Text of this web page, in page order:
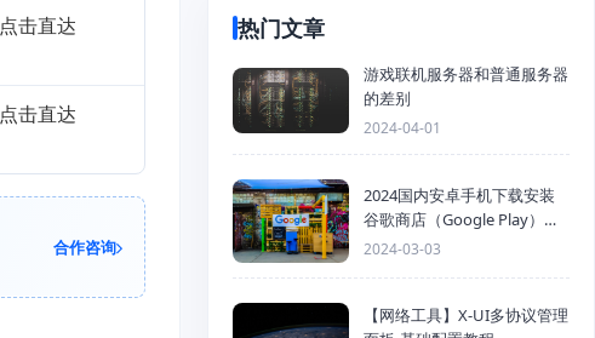
点击直达
点击直达
合作咨询
热门文章
游戏联机服务器和普通服务器
的差别
2024-04-01
2024国内安卓手机下载安装
谷歌商店（Google Play）详
细步骤
2024-03-03
【网络工具】X-UI多协议管理